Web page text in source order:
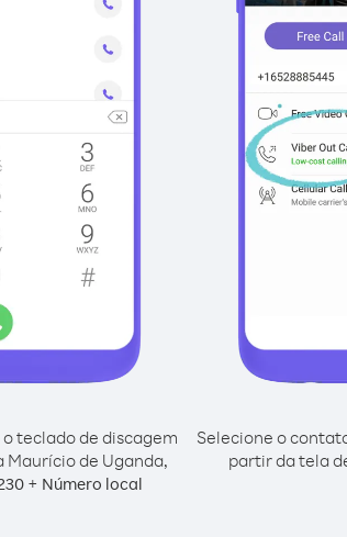
teclado de discagem
Maurício de Uganda,
+ Número local
Selecione o
partir da tela